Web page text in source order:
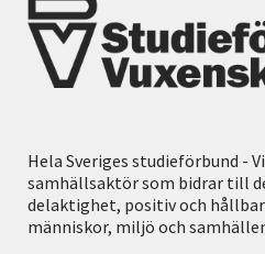
Hela Sveriges studieförbund -
samhällsaktör som bidrar till
delaktighet, positiv och
människor, miljö och